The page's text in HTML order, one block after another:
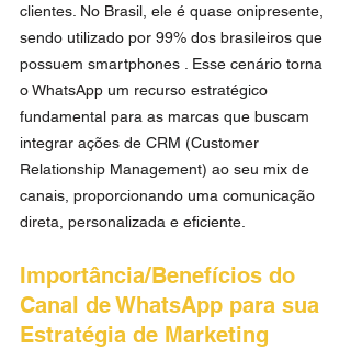
clientes. No Brasil, ele é quase onipresente,
sendo utilizado por 99% dos brasileiros que
possuem smartphones . Esse cenário torna
o WhatsApp um recurso estratégico
fundamental para as marcas que buscam
integrar ações de CRM (Customer
Relationship Management) ao seu mix de
canais, proporcionando uma comunicação
direta, personalizada e eficiente.
Importância/Benefícios do
Canal de WhatsApp para sua
Estratégia de Marketing